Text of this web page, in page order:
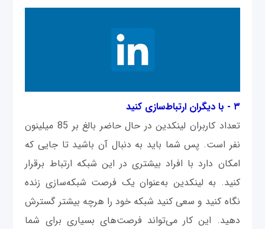
۳ - با دیگران ارتباط‌سازی کنید
تعداد کاربران لینکدین در حال حاضر بالغ بر 85 میلینون
نفر است. پس شما باید به دنبال آن باشید تا جایی که
امکان دارد با افراد بیشتری در این شبکه ارتباط برقرار
کنید. به لینکدین به‌عنوان یک فرصت شبکه‌سازی زنده
نگاه کنید و سعی کنید شبکه خود را هرچه بیشتر گسترش
دهید. این کار می‌تواند فرصت‌‌های بسیاری برای شما